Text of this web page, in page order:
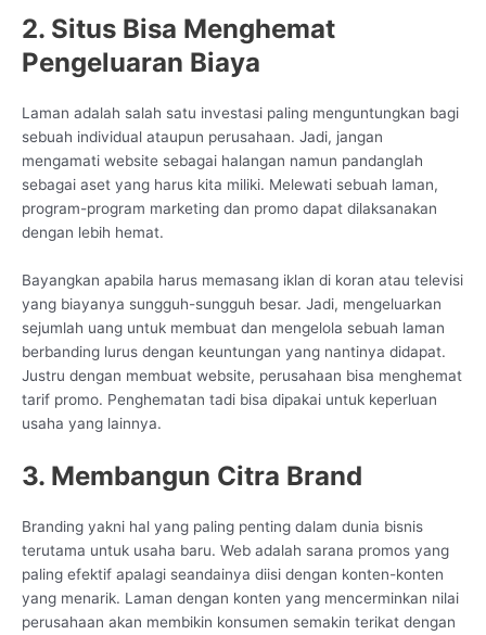
2. Situs Bisa Menghemat
Pengeluaran Biaya
Laman adalah salah satu investasi paling menguntungkan bagi
sebuah individual ataupun perusahaan. Jadi, jangan
mengamati website sebagai halangan namun pandanglah
sebagai aset yang harus kita miliki. Melewati sebuah laman,
program-program marketing dan promo dapat dilaksanakan
dengan lebih hemat.
Bayangkan apabila harus memasang iklan di koran atau televisi
yang biayanya sungguh-sungguh besar. Jadi, mengeluarkan
sejumlah uang untuk membuat dan mengelola sebuah laman
berbanding lurus dengan keuntungan yang nantinya didapat.
Justru dengan membuat website, perusahaan bisa menghemat
tarif promo. Penghematan tadi bisa dipakai untuk keperluan
usaha yang lainnya.
3. Membangun Citra Brand
Branding yakni hal yang paling penting dalam dunia bisnis
terutama untuk usaha baru. Web adalah sarana promos yang
paling efektif apalagi seandainya diisi dengan konten-konten
yang menarik. Laman dengan konten yang mencerminkan nilai
perusahaan akan membikin konsumen semakin terikat dengan